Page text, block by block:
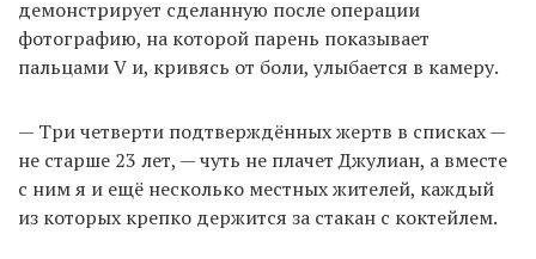
демонстрирует сделанную после операции
фотографию, на которой парень показывает
пальцами V и, кривясь от боли, улыбается в камеру.
— Три четверти подтверждённых жертв в списках —
не старше 23 лет, — чуть не плачет Джулиан, а вместе
с ним я и ещё несколько местных жителей, каждый
из которых крепко держится за стакан с коктейлем.